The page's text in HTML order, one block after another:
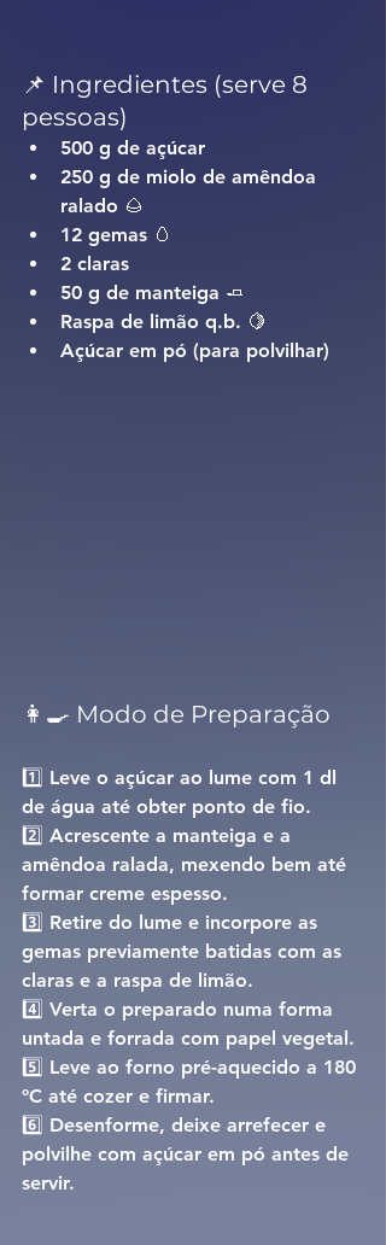
📌 Ingredientes (serve 8
pessoas)
500 g de açúcar
250 g de miolo de amêndoa
ralado 🌰
12 gemas 🥚
2 claras
50 g de manteiga 🧈
Raspa de limão q.b. 🍋
Açúcar em pó (para polvilhar)
👩‍🍳 Modo de Preparação
1️⃣ Leve o açúcar ao lume com 1 dl
de água até obter ponto de fio.
2️⃣ Acrescente a manteiga e a
amêndoa ralada, mexendo bem até
formar creme espesso.
3️⃣ Retire do lume e incorpore as
gemas previamente batidas com as
claras e a raspa de limão.
4️⃣ Verta o preparado numa forma
untada e forrada com papel vegetal.
5️⃣ Leve ao forno pré-aquecido a 180
ºC até cozer e firmar.
6️⃣ Desenforme, deixe arrefecer e
polvilhe com açúcar em pó antes de
servir.